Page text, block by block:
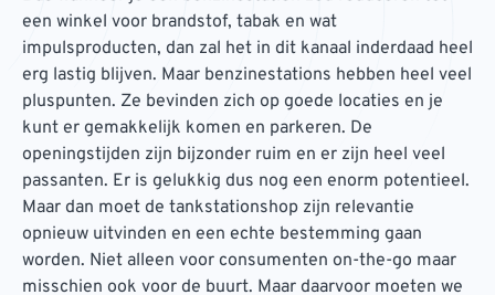
een winkel voor brandstof, tabak en wat
impulsproducten, dan zal het in dit kanaal inderdaad heel
erg lastig blijven. Maar benzinestations hebben heel veel
pluspunten. Ze bevinden zich op goede locaties en je
kunt er gemakkelijk komen en parkeren. De
openingstijden zijn bijzonder ruim en er zijn heel veel
passanten. Er is gelukkig dus nog een enorm potentieel.
Maar dan moet de tankstationshop zijn relevantie
opnieuw uitvinden en een echte bestemming gaan
worden. Niet alleen voor consumenten on-the-go maar
misschien ook voor de buurt. Maar daarvoor moeten we